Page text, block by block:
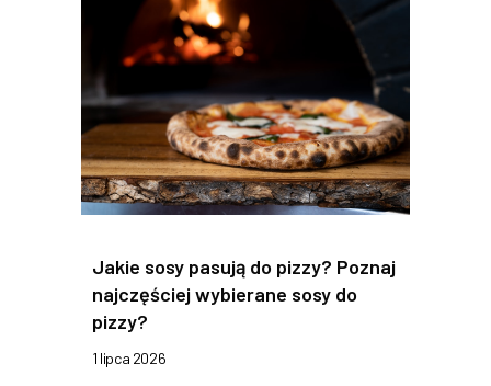
Jakie sosy pasują do pizzy? Poznaj
najczęściej wybierane sosy do
pizzy?
1 lipca 2026